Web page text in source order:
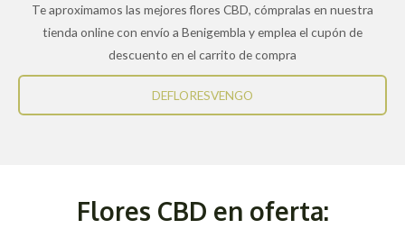
Te aproximamos las mejores flores CBD, cómpralas en nuestra
tienda online con envío a Benigembla y emplea el cupón de
descuento en el carrito de compra
DEFLORESVENGO
Flores CBD en oferta: